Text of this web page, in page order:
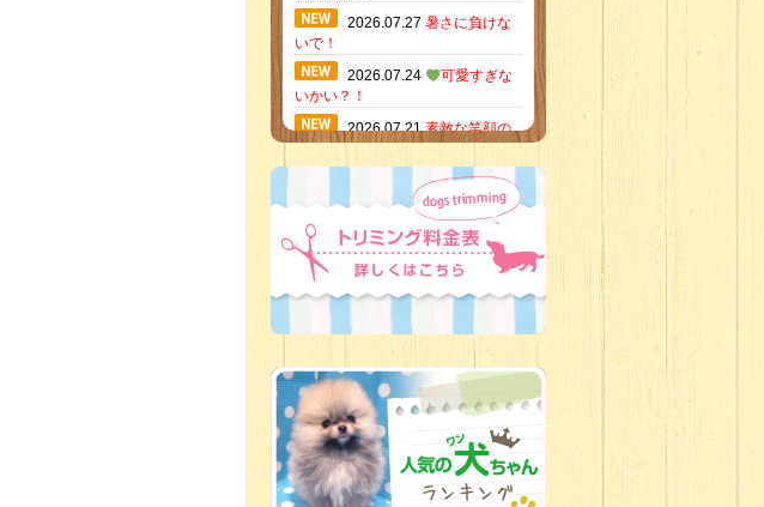
2026.07.27 暑さに負けな
いで！
2026.07.24
可愛すぎな
いかい？！
2026.07.21素敵な笑顔の
当店のイチオ
シにゃんこ
2026.07.15
ミニチュア
ピンシャーのご紹介
2026.07.09加古川店：可
2026.07.06 新入生紹介
2026.07.03
ちびっこワン
コ
2026.07.01ダラダラな猫